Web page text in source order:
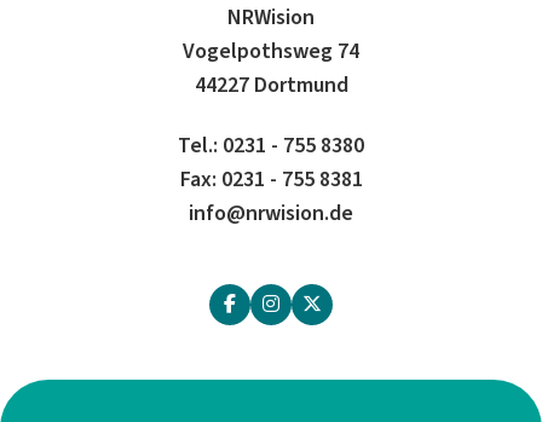
NRWision
Vogelpothsweg 74
44227 Dortmund
Tel.: 0231 - 755 8380
Fax: 0231 - 755 8381
info@nrwision.de